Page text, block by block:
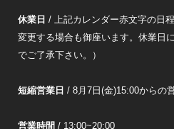
休業日 / 上記カレンダー赤文字の日
変更する場合も御座います。休業日
でご了承下さい。）
短縮営業日 / 8月7日(金)15:00からの
営業時間 / 13:00~20:00